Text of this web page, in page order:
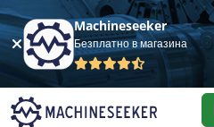
Machineseeker
Безплатно в магазина